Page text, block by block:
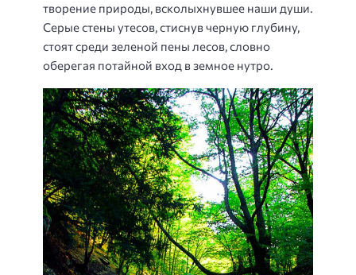
творение природы, всколыхнувшее наши души.
Серые стены утесов, стиснув черную глубину,
стоят среди зеленой пены лесов, словно
оберегая потайной вход в земное нутро.